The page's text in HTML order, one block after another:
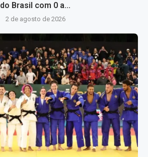
do Brasil com 0 a...
2 de agosto de 2026